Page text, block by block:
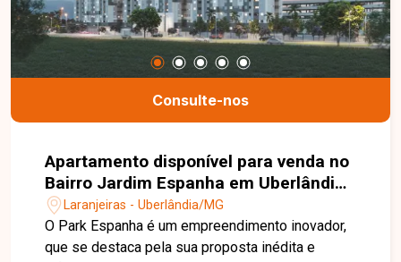
Consulte-nos
Apartamento disponível para venda no
Bairro Jardim Espanha em Uberlândia-
MGLaranjeiras - Uberlândia/MG
O Park Espanha é um empreendimento inovador,
que se destaca pela sua proposta inédita e